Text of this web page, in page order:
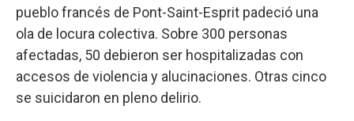
pueblo francés de Pont-Saint-Esprit padeció una
ola de locura colectiva. Sobre 300 personas
afectadas, 50 debieron ser hospitalizadas con
accesos de violencia y alucinaciones. Otras cinco
se suicidaron en pleno delirio.